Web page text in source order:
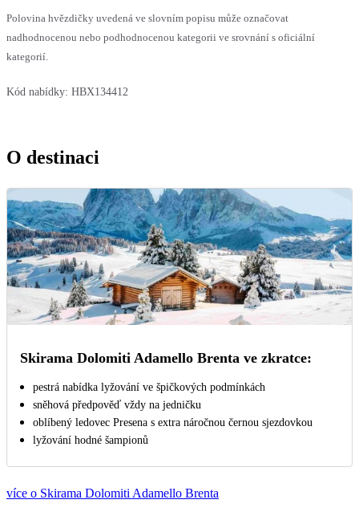
Polovina hvězdičky uvedená ve slovním popisu může označovat
nadhodnocenou nebo podhodnocenou kategorii ve srovnání s oficiální
kategorií.
Kód nabídky: HBX134412
O destinaci
Skirama Dolomiti Adamello Brenta ve zkratce:
pestrá nabídka lyžování ve špičkových podmínkách
sněhová předpověď vždy na jedničku
oblíbený ledovec Presena s extra náročnou černou sjezdovkou
lyžování hodné šampionů
více o Skirama Dolomiti Adamello Brenta